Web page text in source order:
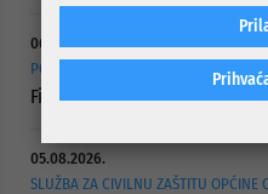
06.08.2026.
POTPISANI UGOVORI
Finansijska pomoć
05.08.2026.
SLUŽBA ZA CIVILNU ZAŠTITU OPĆINE